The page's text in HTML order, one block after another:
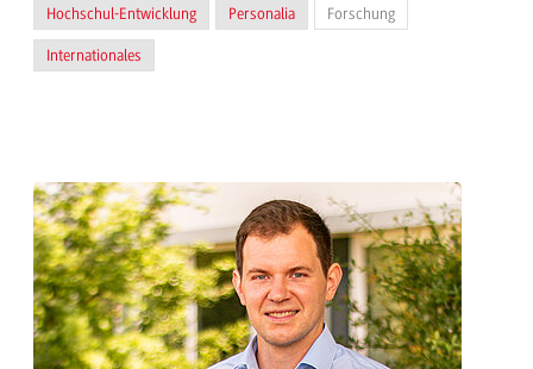
Hochschul-Entwicklung Personalia Forschung
Internationales